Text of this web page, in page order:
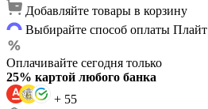
Добавляйте товары в корзину
Выбирайте способ оплаты Плайт
Оплачивайте сегодня только
25% картой любого банка
+ 55